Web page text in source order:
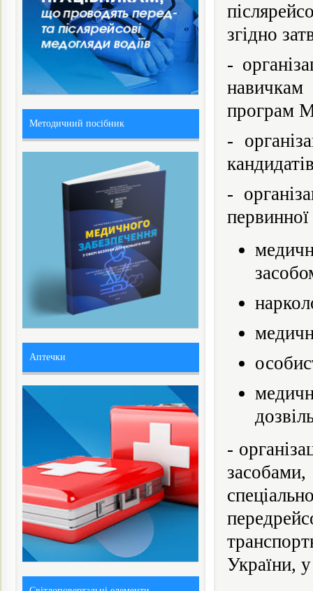
згідно
-
програм
-
-
-
України,
Методичний посібник
Аптечки